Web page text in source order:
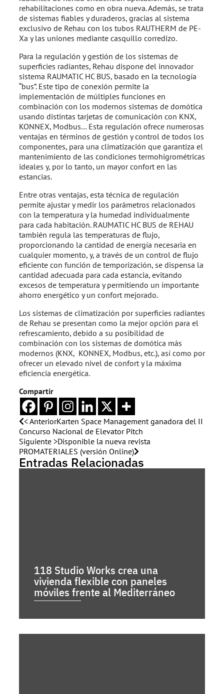
rehabilitaciones como en obra nueva. Además, se trata
de sistemas fiables y duraderos, gracias al sistema
exclusivo de Rehau con los tubos RAUTHERM de PE-
Xa y las uniones mediante casquillo corredizo.
Para la regulación y gestión de los sistemas de
superficies radiantes, Rehau dispone del innovador
sistema RAUMATIC HC BUS, basado en la tecnología
“bus”. Este tipo de conexión permite la
implementación de múltiples funciones en
combinación con los modernos sistemas de domótica
usando distintas tarjetas de comunicación con KNX,
KONNEX, Modbus… Esta regulación ofrece numerosas
ventajas en términos de gestión y control de todos los
componentes, para una climatización que garantiza el
mantenimiento de las condiciones termohigrométricas
ideales y, por lo tanto, un mayor confort en las
estancias.
Entre otras ventajas, esta técnica de regulación
permite ajustar y medir los parámetros relacionados
con la temperatura y la humedad individualmente
para cada habitación. RAUMATIC HC BUS de REHAU
también regula las temperaturas de flujo,
proporcionando la cantidad de energía necesaria en
cualquier momento, y, a través de un control de flujo
eficiente con función de temporización, se dispensa la
cantidad adecuada para cada estancia, evitando
excesos de temperatura y permitiendo un importante
ahorro energético y un confort mejorado.
Los sistemas de climatización por superficies radiantes
de Rehau se presentan como la mejor opción para el
refrescamiento, debido a su posibilidad de
combinación con los sistemas de domótica más
modernos (KNX, KONNEX, Modbus, etc.), así como por
ofrecer un elevado nivel de confort y la máxima
eficiencia energética.
Compartir
< AnteriorKarten Space Management ganadora del II
Concurso Nacional de Elevator Pitch
Siguiente >Disponible la nueva revista
PROMATERIALES (versión Online)
Entradas Relacionadas
118 Studio Works crea una
vivienda flexible con paneles
móviles frente al Mediterráneo